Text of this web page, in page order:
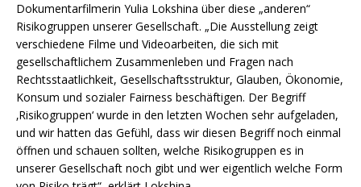
Dokumentarfilmerin Yulia Lokshina über diese „anderen“
Risikogruppen unserer Gesellschaft. „Die Ausstellung zeigt
verschiedene Filme und Videoarbeiten, die sich mit
gesellschaftlichem Zusammenleben und Fragen nach
Rechtsstaatlichkeit, Gesellschaftsstruktur, Glauben, Ökonomie,
Konsum und sozialer Fairness beschäftigen. Der Begriff
‚Risikogruppen‘ wurde in den letzten Wochen sehr aufgeladen,
und wir hatten das Gefühl, dass wir diesen Begriff noch einmal
öffnen und schauen sollten, welche Risikogruppen es in
unserer Gesellschaft noch gibt und wer eigentlich welche Form